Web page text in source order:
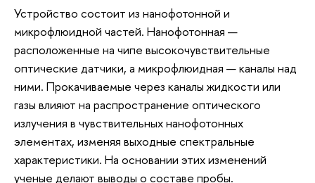
Устройство состоит из нанофотонной и
микрофлюидной частей. Нанофотонная —
расположенные на чипе высокочувствительные
оптические датчики, а микрофлюидная — каналы над
ними. Прокачиваемые через каналы жидкости или
газы влияют на распространение оптического
излучения в чувствительных нанофотонных
элементах, изменяя выходные спектральные
характеристики. На основании этих изменений
ученые делают выводы о составе пробы.